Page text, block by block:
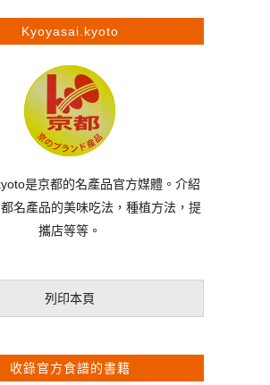
Kyoyasai.kyoto
是京都的名產品官方媒體。介紹
名產品的美味吃法，種植方法，提
攜店等等。
列印本頁
收錄官方食譜的書籍